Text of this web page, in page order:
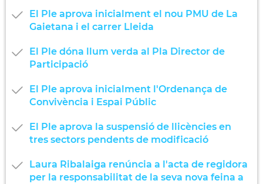
El Ple aprova inicialment el nou PMU de La
Gaietana i el carrer Lleida
El Ple dóna llum verda al Pla Director de
Participació
El Ple aprova inicialment l'Ordenança de
Convivència i Espai Públic
El Ple aprova la suspensió de llicències en
tres sectors pendents de modificació
Laura Ribalaiga renúncia a l'acta de regidora
per la responsabilitat de la seva nova feina a